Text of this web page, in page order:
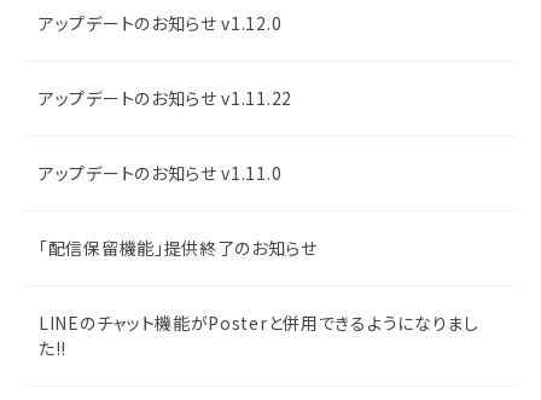
アップデートのお知らせ v1.12.0
アップデートのお知らせ v1.11.22
アップデートのお知らせ v1.11.0
「配信保留機能」提供終了のお知らせ
LINEのチャット機能がPosterと併用できるようになりまし
た!!